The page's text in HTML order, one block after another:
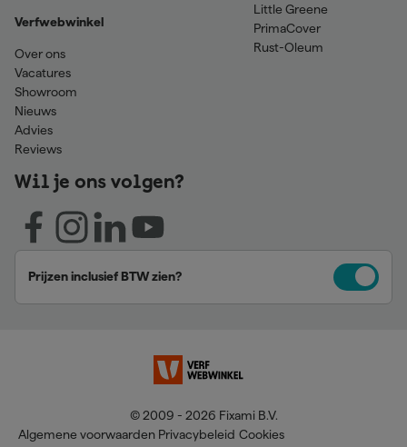
Verfwebwinkel
Over ons
Vacatures
Showroom
Nieuws
Advies
Reviews
Little Greene
PrimaCover
Rust-Oleum
Wil je ons volgen?
Prijzen inclusief BTW zien?
© 2009 - 2026 Fixami B.V.
Algemene voorwaarden Privacybeleid Cookies